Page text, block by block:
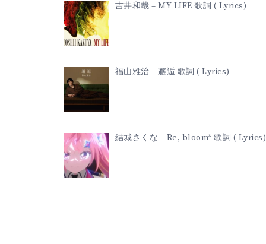
吉井和哉 – MY LIFE 歌詞 ( Lyrics)
福山雅治 – 邂逅 歌詞 ( Lyrics)
結城さくな – Re, bloom* 歌詞 ( Lyrics)